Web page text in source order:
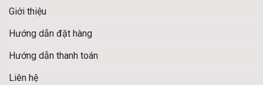
Giới thiệu
Hướng dẫn đặt hàng
Hướng dẫn thanh toán
Liên hệ